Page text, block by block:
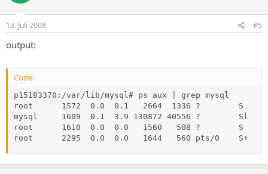
13. Juli 2008 #5
output:
Code:
p15183370:/var/lib/mysql# ps aux | grep mysql
root      1572  0.0  0.1   2664  1336 ?        S
mysql     1609  0.1  3.9 130872 40556 ?        Sl
root      1610  0.0  0.0   1560   508 ?        S
root      2295  0.0  0.0   1644   560 pts/0    S+